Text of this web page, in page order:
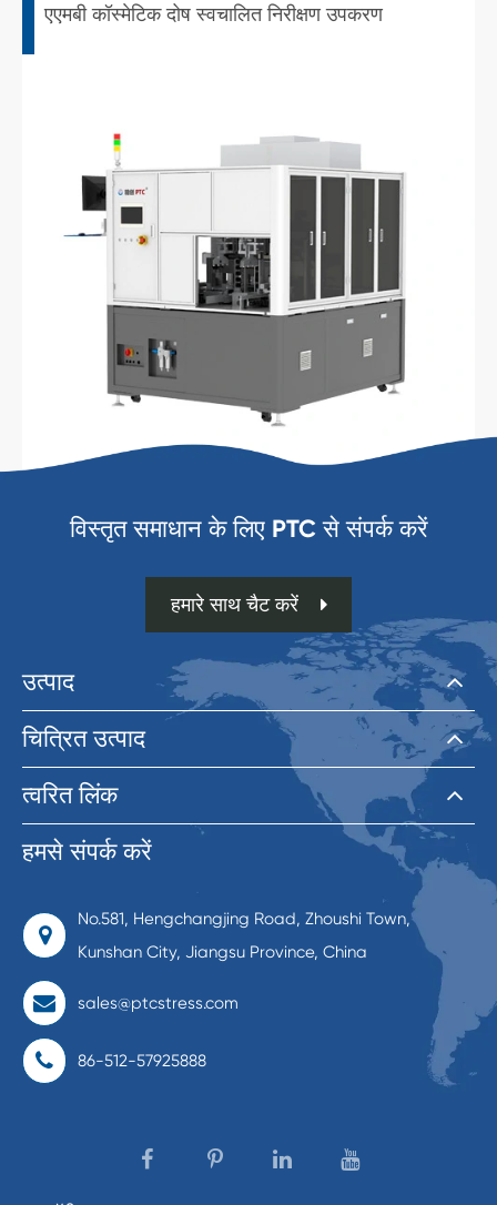
एएमबी कॉस्मेटिक दोष स्वचालित निरीक्षण उपकरण
विस्तृत समाधान के लिए PTC से संपर्क करें
हमारे साथ चैट करें
उत्पाद
चित्रित उत्पाद
त्वरित लिंक
हमसे संपर्क करें
No.581, Hengchangjing Road, Zhoushi Town,
Kunshan City, Jiangsu Province, China
sales@ptcstress.com
86-512-57925888